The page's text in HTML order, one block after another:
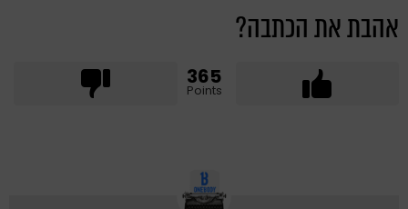
אהבת את הכתבה?
365
Points